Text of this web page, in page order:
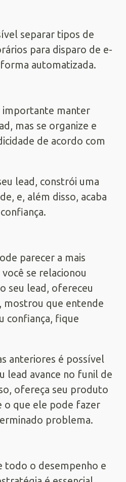
separar tipos de
para disparo de e-
automatizada.
importante manter
mas se organize e
de acordo com
lead, constrói uma
e, além disso, acaba
parecer a mais
se relacionou
seu lead, ofereceu
mostrou que entende
confiança, fique
anteriores é possível
lead avance no funil de
ofereça seu produto
o que ele pode fazer
problema.
todo o desempenho e